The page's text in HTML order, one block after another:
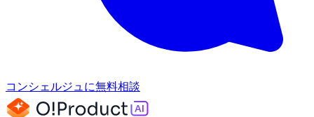
コンシェルジュに無料相談